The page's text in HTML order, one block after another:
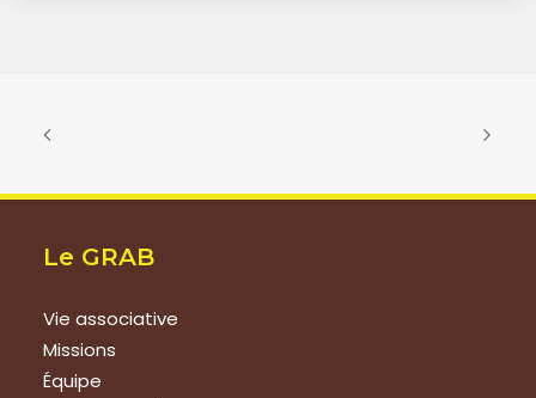
Le GRAB
Vie associative
Missions
Équipe